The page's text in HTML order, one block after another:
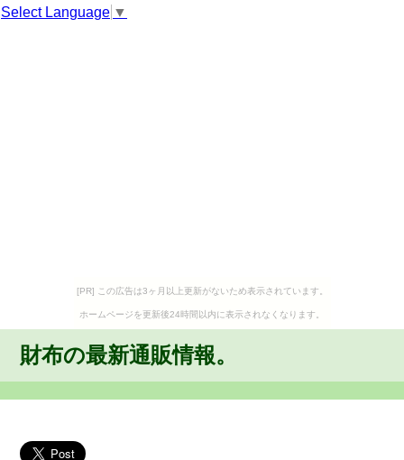
Select Language ▼
[PR] この広告は3ヶ月以上更新がないため表示されています。
ホームページを更新後24時間以内に表示されなくなります。
財布の最新通販情報。